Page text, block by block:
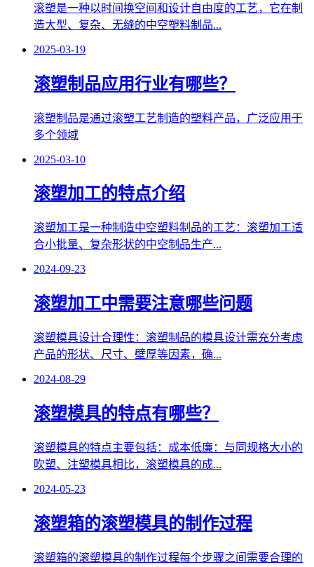
滚塑是一种以时间换空间和设计自由度的工艺，它在制
造大型、复杂、无缝的中空塑料制品...
2025-03-19
滚塑制品应用行业有哪些？
滚塑制品是通过滚塑工艺制造的塑料产品，广泛应用于
多个领域
2025-03-10
滚塑加工的特点介绍
滚塑加工是一种制造中空塑料制品的工艺：滚塑加工适
合小批量、复杂形状的中空制品生产...
2024-09-23
滚塑加工中需要注意哪些问题
滚塑模具设计合理性：滚塑制品的模具设计需充分考虑
产品的形状、尺寸、壁厚等因素，确...
2024-08-29
滚塑模具的特点有哪些？
滚塑模具的特点主要包括：成本低廉：与同规格大小的
吹塑、注塑模具相比，滚塑模具的成...
2024-05-23
滚塑箱的滚塑模具的制作过程
滚塑箱的滚塑模具的制作过程每个步骤之间需要合理的